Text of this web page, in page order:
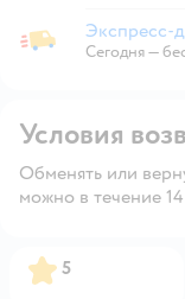
Экспресс-доставка из
Экспресс-
Сегодня—
Условия
Обменять или
можно в течение
Рейтинг:
5